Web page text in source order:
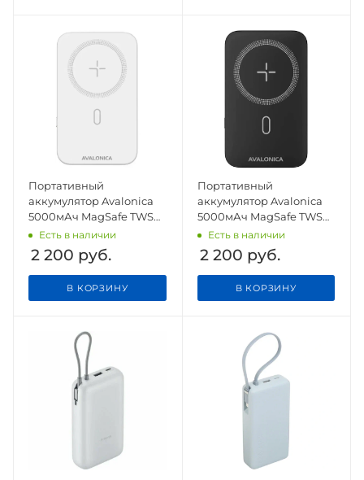
Портативный
аккумулятор Avalonica
5000мАч MagSafe TWS
(AVA-PWB-001) White
Есть в наличии
2 200 руб.
В КОРЗИНУ
Портативный
аккумулятор Avalonica
5000мАч MagSafe TWS
(AVA-PWB-001) Black
Есть в наличии
2 200 руб.
В КОРЗИНУ